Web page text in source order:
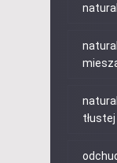
tłustej